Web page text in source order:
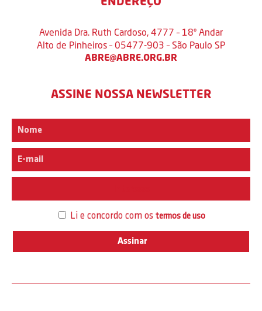
Avenida Dra. Ruth Cardoso, 4777 – 18º Andar
Alto de Pinheiros – 05477-903 – São Paulo SP
ABRE@ABRE.ORG.BR
ASSINE NOSSA NEWSLETTER
Li e concordo com os termos de uso